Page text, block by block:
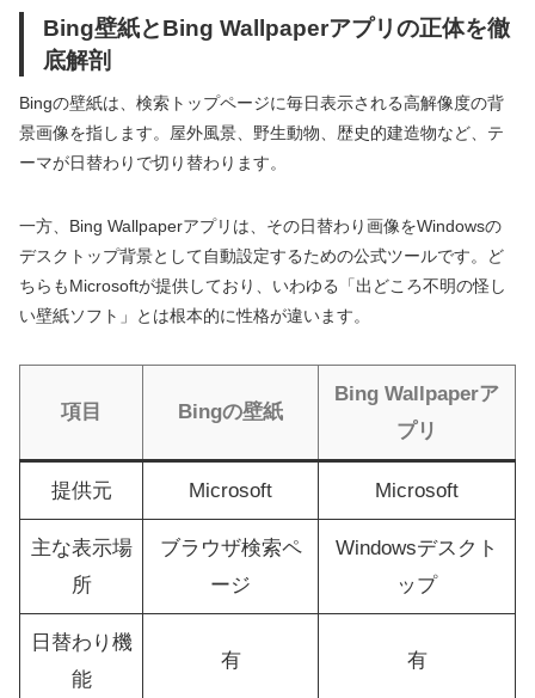
Bing壁紙とBing Wallpaperアプリの正体を徹
底解剖
Bingの壁紙は、検索トップページに毎日表示される高解像度の背
景画像を指します。屋外風景、野生動物、歴史的建造物など、テ
ーマが日替わりで切り替わります。
一方、Bing Wallpaperアプリは、その日替わり画像をWindowsの
デスクトップ背景として自動設定するための公式ツールです。ど
ちらもMicrosoftが提供しており、いわゆる「出どころ不明の怪し
い壁紙ソフト」とは根本的に性格が違います。
項目 Bingの壁紙
Bing Wallpaperア
プリ
提供元 Microsoft Microsoft
主な表示場
所
ブラウザ検索ペ
ージ
Windowsデスクト
ップ
日替わり機
能
有 有